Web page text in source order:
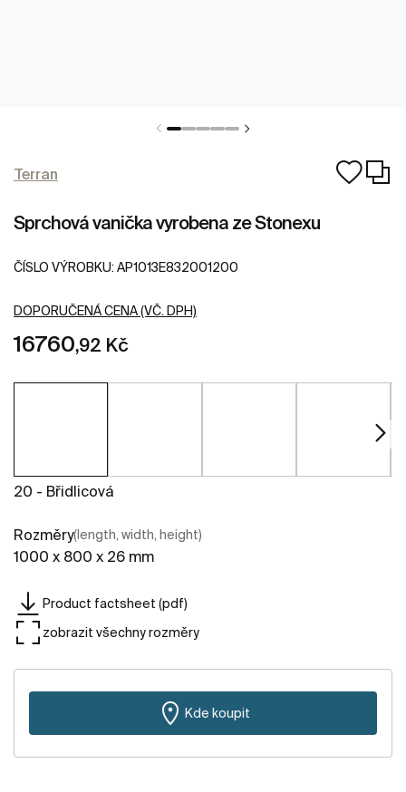
Terran
Sprchová vanička vyrobena ze Stonexu
ČÍSLO VÝROBKU: AP1013E832001200
DOPORUČENÁ CENA (VČ. DPH)
16760,92 Kč
20 - Břidlicová
Rozměry(length, width, height)
1000 x 800 x 26 mm
Product factsheet (pdf)
zobrazit všechny rozměry
Kde koupit